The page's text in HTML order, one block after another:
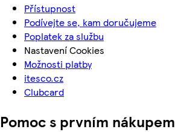
Přístupnost
Podívejte se, kam doručujeme
Poplatek za službu
Nastavení Cookies
Možnosti platby
itesco.cz
Clubcard
Pomoc s prvním nákupem